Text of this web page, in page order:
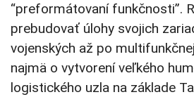
“preformátovaní funkčnosti”.
prebudovať úlohy svojich
vojenských až po
najmä o vytvorení veľkého
logistického uzla na základe